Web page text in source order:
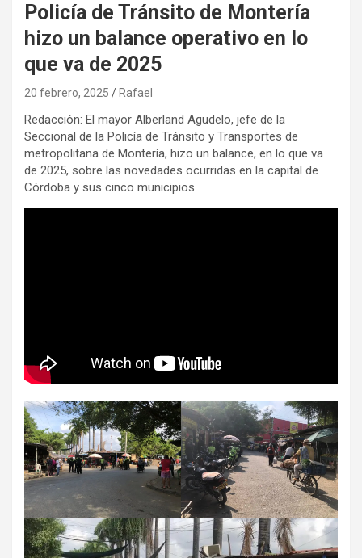
Policía de Tránsito de Montería
hizo un balance operativo en lo
que va de 2025
20 febrero, 2025 Rafael
Redacción: El mayor Alberland Agudelo, jefe de la
Seccional de la Policía de Tránsito y Transportes de
metropolitana de Montería, hizo un balance, en lo que va
de 2025, sobre las novedades ocurridas en la capital de
Córdoba y sus cinco municipios.